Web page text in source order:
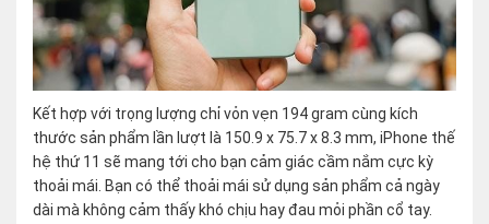
Kết hợp với trọng lượng chỉ vỏn vẹn 194 gram cùng kích
thước sản phẩm lần lượt là 150.9 x 75.7 x 8.3 mm, iPhone thế
hệ thứ 11 sẽ mang tới cho bạn cảm giác cầm nắm cực kỳ
thoải mái. Bạn có thể thoải mái sử dụng sản phẩm cả ngày
dài mà không cảm thấy khó chịu hay đau mỏi phần cổ tay.